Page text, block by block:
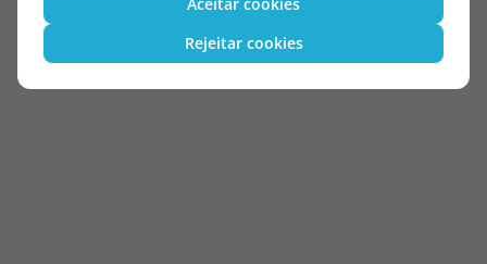
Rejeitar cookies